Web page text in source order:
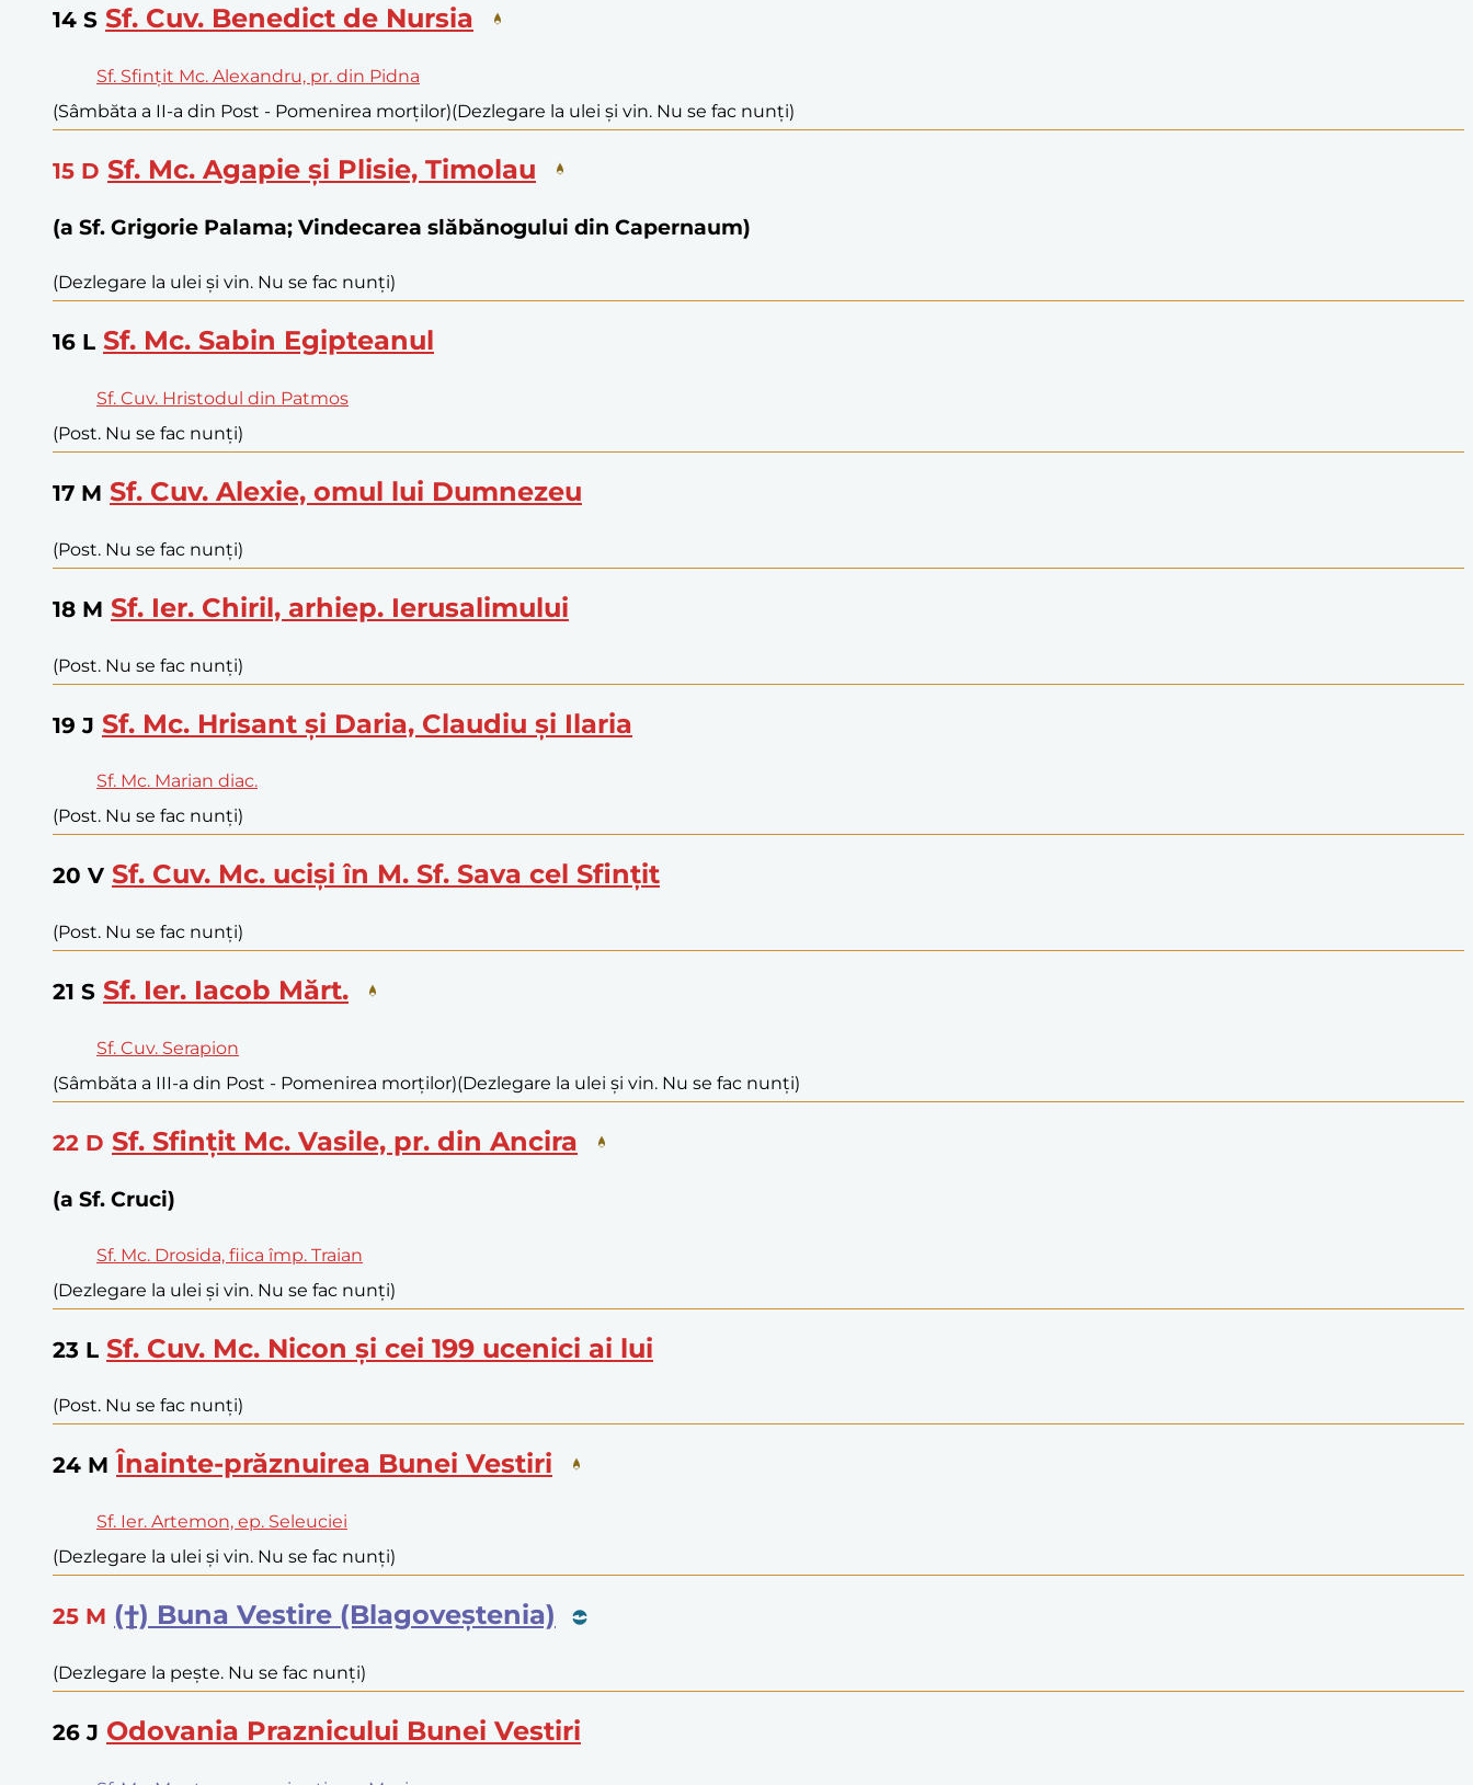
14 S Sf. Cuv. Benedict de Nursia
Sf. Sfințit Mc. Alexandru, pr. din Pidna
(Sâmbăta a II-a din Post - Pomenirea morților)(Dezlegare la ulei și vin. Nu se fac nunți)
15 D Sf. Mc. Agapie și Plisie, Timolau
(a Sf. Grigorie Palama; Vindecarea slăbănogului din Capernaum)
(Dezlegare la ulei și vin. Nu se fac nunți)
16 L Sf. Mc. Sabin Egipteanul
Sf. Cuv. Hristodul din Patmos
(Post. Nu se fac nunți)
17 M Sf. Cuv. Alexie, omul lui Dumnezeu
(Post. Nu se fac nunți)
18 M Sf. Ier. Chiril, arhiep. Ierusalimului
(Post. Nu se fac nunți)
19 J Sf. Mc. Hrisant și Daria, Claudiu și Ilaria
Sf. Mc. Marian diac.
(Post. Nu se fac nunți)
20 V Sf. Cuv. Mc. uciși în M. Sf. Sava cel Sfințit
(Post. Nu se fac nunți)
21 S Sf. Ier. Iacob Mărt.
Sf. Cuv. Serapion
(Sâmbăta a III-a din Post - Pomenirea morților)(Dezlegare la ulei și vin. Nu se fac nunți)
22 D Sf. Sfințit Mc. Vasile, pr. din Ancira
(a Sf. Cruci)
Sf. Mc. Drosida, fiica împ. Traian
(Dezlegare la ulei și vin. Nu se fac nunți)
23 L Sf. Cuv. Mc. Nicon și cei 199 ucenici ai lui
(Post. Nu se fac nunți)
24 M Înainte-prăznuirea Bunei Vestiri
Sf. Ier. Artemon, ep. Seleuciei
(Dezlegare la ulei și vin. Nu se fac nunți)
25 M (†) Buna Vestire (Blagoveștenia)
(Dezlegare la pește. Nu se fac nunți)
26 J Odovania Praznicului Bunei Vestiri